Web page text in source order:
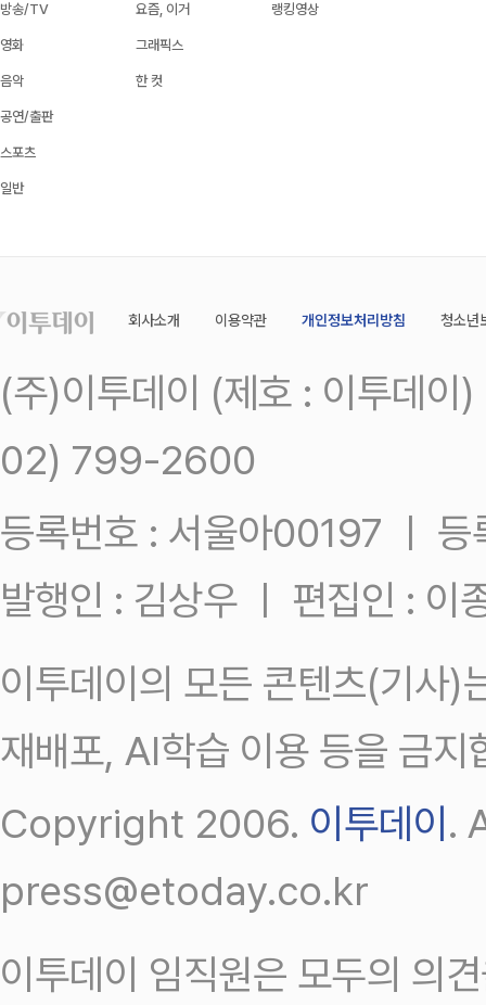
방송/TV
영화
음악
공연/출판
스포츠
일반
요즘, 이거
그래픽스
한 컷
랭킹영상
회사소개 이용약관 개인정보처리방침 청소년
(주)이투데이 (제호 : 이투데
02) 799-2600
등록번호 : 서울아00197 ㅣ
발행인 : 김상우 ㅣ 편집인 : 이
이투데이의 모든 콘텐츠(기사)
재배포, AI학습 이용 등을 금지
Copyright 2006. 이투데이 .
press@etoday.co.kr
이투데이 임직원은 모두의 의